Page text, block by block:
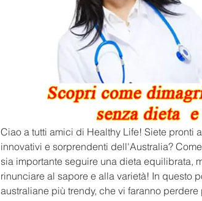
Ciao a tutti amici di Healthy Life! Siete pronti
innovativi e sorprendenti dell'Australia?
sia importante seguire una dieta equilibrata,
rinunciare al sapore e alla varietà! In questo
australiane più trendy, che vi faranno